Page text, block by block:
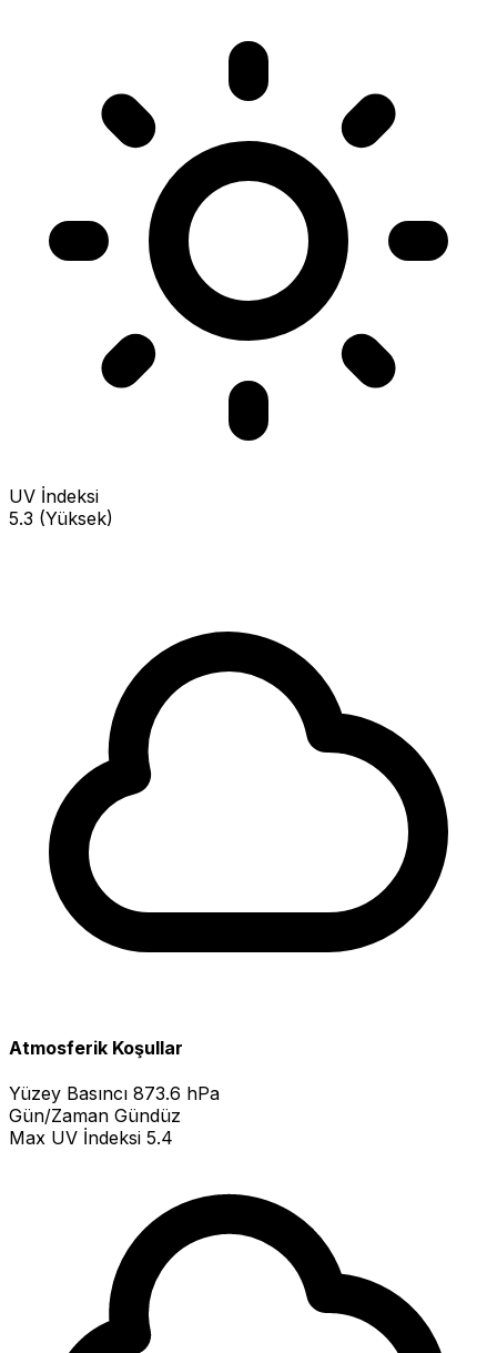
UV İndeksi
5.3 (Yüksek)
Atmosferik Koşullar
Yüzey Basıncı 873.6 hPa
Gün/Zaman Gündüz
Max UV İndeksi 5.4